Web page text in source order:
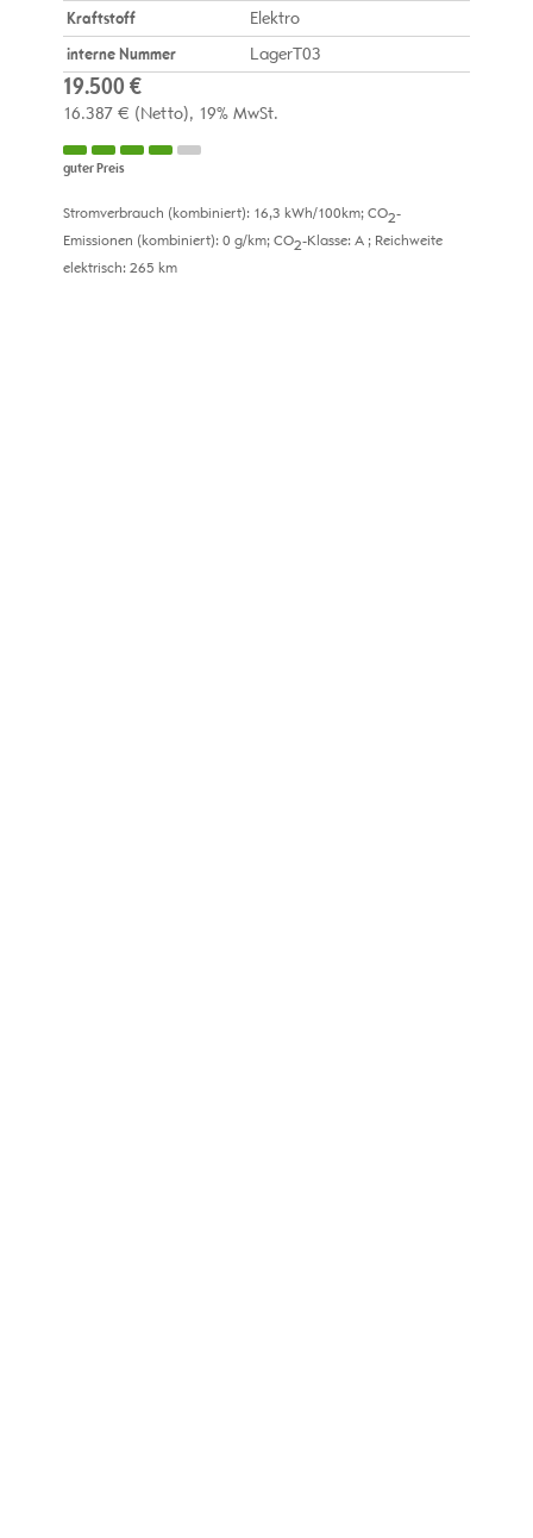
Kraftstoff
Elektro
interne Nummer
LagerT03
19.500 €
16.387 € (Netto) 19% MwSt.
guter Preis
Stromverbrauch (kombiniert): 16,3 kWh/100km; CO2-
Emissionen (kombiniert): 0 g/km; CO2-Klasse: A ; Reichweite
elektrisch: 265 km